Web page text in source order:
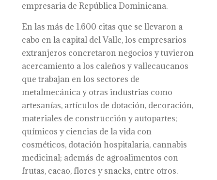
empresaria de República Dominicana.
En las más de 1.600 citas que se llevaron a
cabo en la capital del Valle, los empresarios
extranjeros concretaron negocios y tuvieron
acercamiento a los caleños y vallecaucanos
que trabajan en los sectores de
metalmecánica y otras industrias como
artesanías, artículos de dotación, decoración,
materiales de construcción y autopartes;
químicos y ciencias de la vida con
cosméticos, dotación hospitalaria, cannabis
medicinal; además de agroalimentos con
frutas, cacao, flores y snacks, entre otros.